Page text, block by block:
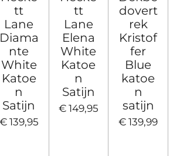
tt
Lane
Diama
nte
White
Katoe
n
Satijn
€ 139,95
tt
Lane
Elena
White
Katoe
n
Satijn
€ 149,95
dovert
rek
Kristof
fer
Blue
katoe
n
satijn
€ 139,99